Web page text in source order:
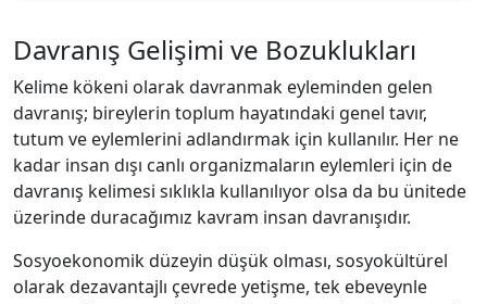
Davranış Gelişimi ve Bozuklukları
Kelime kökeni olarak davranmak eyleminden gelen
davranış; bireylerin toplum hayatındaki genel tavır,
tutum ve eylemlerini adlandırmak için kullanılır. Her ne
kadar insan dışı canlı organizmaların eylemleri için de
davranış kelimesi sıklıkla kullanılıyor olsa da bu ünitede
üzerinde duracağımız kavram insan davranışıdır.
Sosyoekonomik düzeyin düşük olması, sosyokültürel
olarak dezavantajlı çevrede yetişme, tek ebeveynle